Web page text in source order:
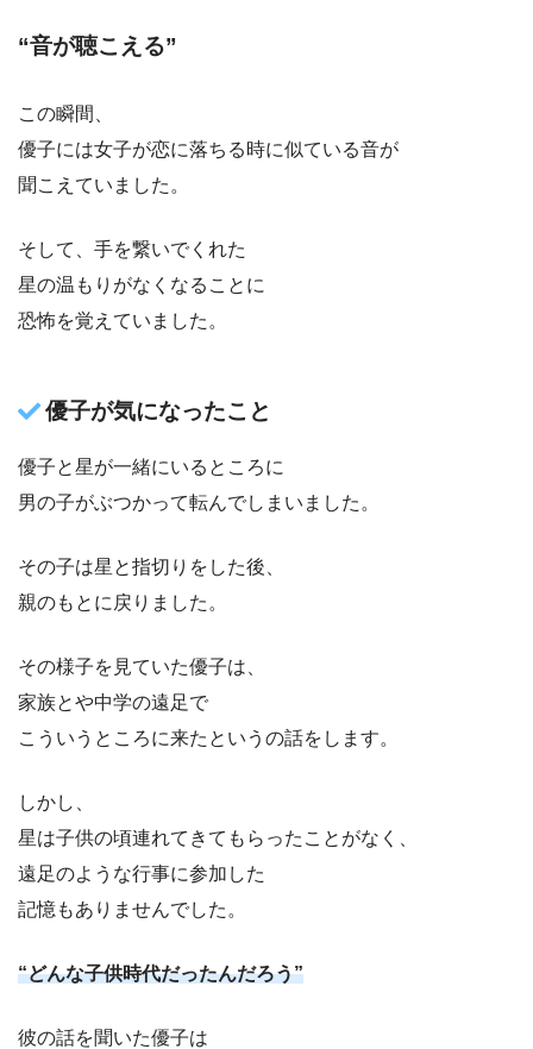
“音が聴こえる”
この瞬間、
優子には女子が恋に落ちる時に似ている音が
聞こえていました。
そして、手を繋いでくれた
星の温もりがなくなることに
恐怖を覚えていました。
優子が気になったこと
優子と星が一緒にいるところに
男の子がぶつかって転んでしまいました。
その子は星と指切りをした後、
親のもとに戻りました。
その様子を見ていた優子は、
家族とや中学の遠足で
こういうところに来たというの話をします。
しかし、
星は子供の頃連れてきてもらったことがなく、
遠足のような行事に参加した
記憶もありませんでした。
“どんな子供時代だったんだろう”
彼の話を聞いた優子は